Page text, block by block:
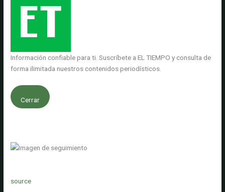
Información confiable para ti. Suscríbete a EL TIEMPO y consulta de
forma ilimitada nuestros contenidos periodísticos.
Cerrar
source